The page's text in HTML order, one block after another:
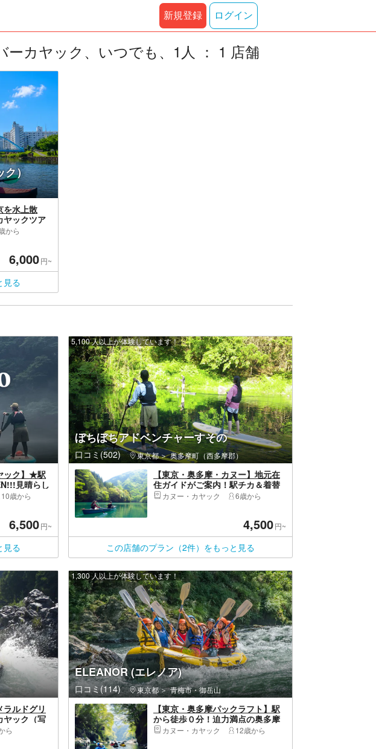
新規登録 ログイン
ーカヤック、いつでも、1人 ： 1 店舗
ク）
を水上散
ックツア
レッシュ
から
6,000円~
見る
ック】★駅
見晴らし
！〜友達
体験！！
10歳から
6,500円~
見る
ぼちぼちアドベンチャーすその
口コミ(502) 東京都 奥多摩町（西多摩郡）
5,100 人以上が体験しています！
【東京・奥多摩・カヌー】地元在
住ガイドがご案内！駅チカ＆着替
不要で気軽に参加できる、集合場
写真プレゼント / 白丸駅から徒歩7
分＞
カヌー・カヤック 6歳から
4,500円~
この店舗のプラン（2件）をもっと見る
ラルドグリ
ヤック（写
ンあり！
ら
ELEANOR (エレノア)
口コミ(114) 東京都 青梅市・御岳山
1,300 人以上が体験しています！
【東京・奥多摩パックラフト】駅
から徒歩０分！迫力満点の奥多摩
パックラフト！
カヌー・カヤック 12歳から